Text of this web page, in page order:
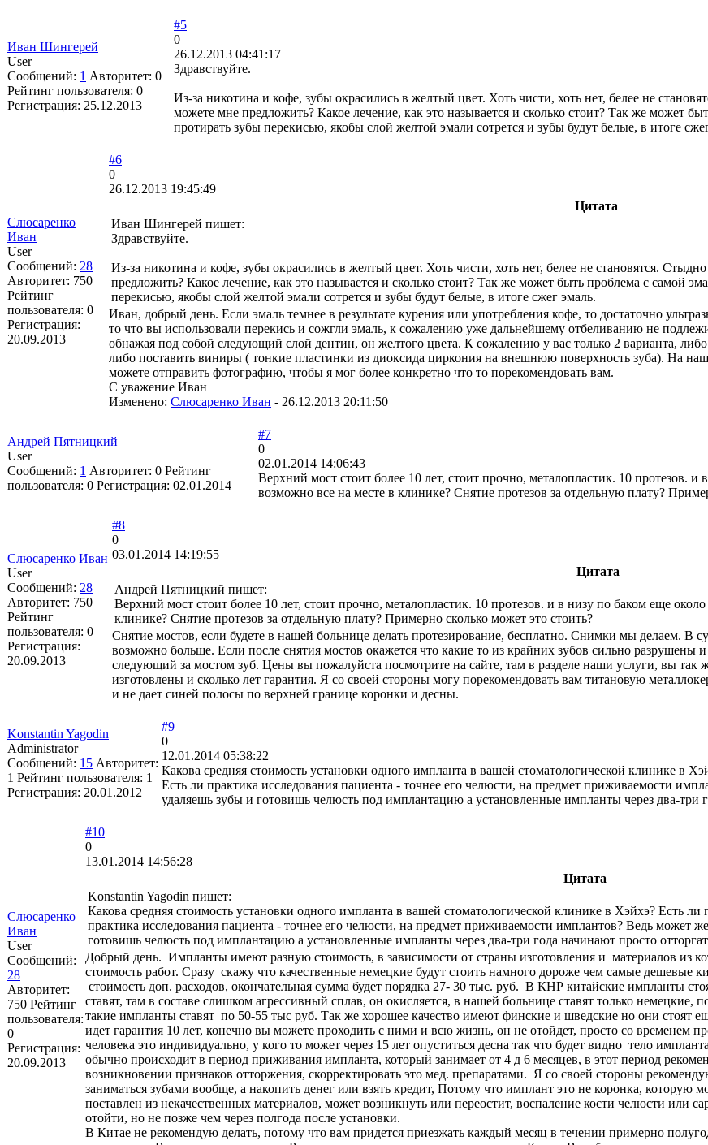
Иван Шингерей
User
Сообщений: 1 Авторитет: 0
Рейтинг пользователя: 0
Регистрация: 25.12.2013
#5
0
26.12.2013 04:41:17
Здравствуйте.
Из-за никотина и кофе, зубы окрасились в желтый цвет. Хоть чисти, хоть нет, белее не
можете мне предложить? Какое лечение, как это называется и сколько стоит? Так же может
протирать зубы перекисью, якобы слой желтой эмали сотрется и зубы будут белые, в итоге
Слюсаренко
Иван
User
Сообщений: 28
Авторитет: 750
Рейтинг
пользователя: 0
Регистрация:
20.09.2013
#6
0
26.12.2013 19:45:49
Цитата
Иван Шингерей пишет:
Здравствуйте.
Из-за никотина и кофе, зубы окрасились в желтый цвет. Хоть чисти, хоть нет, белее не становятся.
предложить? Какое лечение, как это называется и сколько стоит? Так же может быть проблема с самой
перекисью, якобы слой желтой эмали сотрется и зубы будут белые, в итоге сжег эмаль.
Иван, добрый день. Если эмаль темнее в результате курения или употребления кофе, то достаточно
то что вы использовали перекись и сожгли эмаль, к сожалению уже дальнейшему отбеливанию не
обнажая под собой следующий слой дентин, он желтого цвета. К сожалению у вас только 2 варианта,
либо поставить виниры ( тонкие пластинки из диоксида циркония на внешнюю поверхность зуба). На
можете отправить фотографию, чтобы я мог более конкретно что то порекомендовать вам.
С уважение Иван
Изменено: Слюсаренко Иван - 26.12.2013 20:11:50
Андрей Пятницкий
User
Сообщений: 1 Авторитет: 0 Рейтинг
пользователя: 0 Регистрация: 02.01.2014
#7
0
02.01.2014 14:06:43
Верхний мост стоит более 10 лет, стоит прочно, металопластик. 10 протезов.
возможно все на месте в клинике? Снятие протезов за отдельную плату?
Слюсаренко Иван
User
Сообщений: 28
Авторитет: 750
Рейтинг
пользователя: 0
Регистрация:
20.09.2013
#8
0
03.01.2014 14:19:55
Цитата
Андрей Пятницкий пишет:
Верхний мост стоит более 10 лет, стоит прочно, металопластик. 10 протезов. и в низу по баком еще
клинике? Снятие протезов за отдельную плату? Примерно сколько может это стоить?
Снятие мостов, если будете в нашей больнице делать протезирование, бесплатно. Снимки мы делаем. В
возможно больше. Если после снятия мостов окажется что какие то из крайних зубов сильно разрушены и
следующий за мостом зуб. Цены вы пожалуйста посмотрите на сайте, там в разделе наши услуги, вы так
изготовлены и сколько лет гарантия. Я со своей стороны могу порекомендовать вам титановую
и не дает синей полосы по верхней границе коронки и десны.
Konstantin Yagodin
Administrator
Сообщений: 15 Авторитет:
1 Рейтинг пользователя: 1
Регистрация: 20.01.2012
#9
0
12.01.2014 05:38:22
Какова средняя стоимость установки одного импланта в вашей стоматологической клинике в
Есть ли практика исследования пациента - точнее его челюсти, на предмет приживаемости
удаляешь зубы и готовишь челюсть под имплантацию а установленные импланты через два-три
Слюсаренко
Иван
User
Сообщений:
28
Авторитет:
750 Рейтинг
пользователя:
0
Регистрация:
20.09.2013
#10
0
13.01.2014 14:56:28
Цитата
Konstantin Yagodin пишет:
Какова средняя стоимость установки одного импланта в вашей стоматологической клинике в Хэйхэ? Есть ли
практика исследования пациента - точнее его челюсти, на предмет приживаемости имплантов? Ведь может
готовишь челюсть под имплантацию а установленные импланты через два-три года начинают просто
Добрый день. Импланты имеют разную стоимость, в зависимости от страны изготовления и материалов из
стоимость работ. Сразу скажу что качественные немецкие будут стоить намного дороже чем самые
стоимость доп. расходов, окончательная сумма будет порядка 27- 30 тыс. руб. В КНР китайские импланты
ставят, там в составе слишком агрессивный сплав, он окисляется, в нашей больнице ставят только
такие импланты ставят по 50-55 тыс руб. Так же хорошее качество имеют финские и шведские но они
идет гарантия 10 лет, конечно вы можете проходить с ними и всю жизнь, он не отойдет, просто со временем
человека это индивидуально, у кого то может через 15 лет опуститься десна так что будет видно тело
обычно происходит в период приживания импланта, который занимает от 4 д 6 месяцев, в этот период
возникновении признаков отторжения, скорректировать это мед. препаратами. Я со своей стороны
заниматься зубами вообще, а накопить денег или взять кредит, Потому что имплант это не коронка,
поставлен из некачественных материалов, может возникнуть или переостит, воспаление кости челюсти или
отойти, но не позже чем через полгода после установки.
В Китае не рекомендую делать, потому что вам придется приезжать каждый месяц в течении примерно